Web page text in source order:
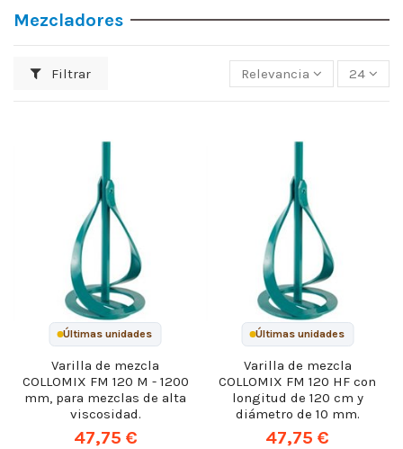
Mezcladores
Filtrar Relevancia 24
Últimas unidades
Varilla de mezcla
COLLOMIX FM 120 M - 1200
mm, para mezclas de alta
viscosidad.
47,75 €
Últimas unidades
Varilla de mezcla
COLLOMIX FM 120 HF con
longitud de 120 cm y
diámetro de 10 mm.
47,75 €